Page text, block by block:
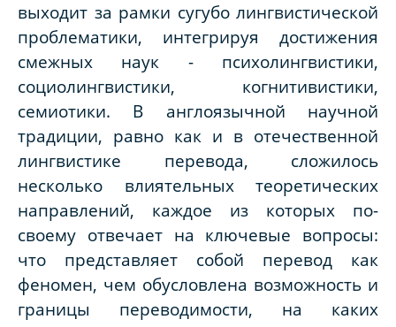
выходит за рамки сугубо лингвистической
проблематики, интегрируя достижения
смежных наук - психолингвистики,
социолингвистики, когнитивистики,
семиотики. В англоязычной научной
традиции, равно как и в отечественной
лингвистике перевода, сложилось
несколько влиятельных теоретических
направлений, каждое из которых по-
своему отвечает на ключевые вопросы:
что представляет собой перевод как
феномен, чем обусловлена возможность и
границы переводимости, на каких